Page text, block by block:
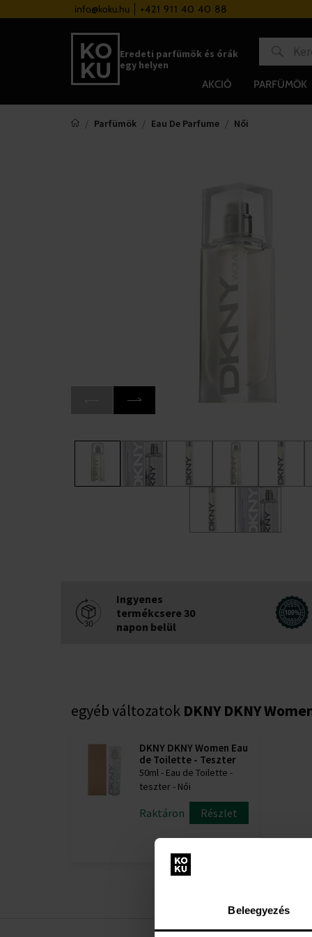
Beleegyezés
info@koku.hu +421 911 40 40 88
Hűségrendszer
Eredeti parfümök és órák
egy helyen
AKCIÓ PARFÜMÖK
Parfümök Eau De Parfume Női
Ingyenes
termékcsere 30
napon belül
egyéb változatok DKNY DKNY
DKNY DKNY Women Eau
de Toilette - Teszter
50ml - Eau de Toilette -
teszter - Női
Raktáron Részlet
12800 Ft